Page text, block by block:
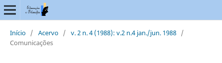
Início / Acervo / v. 2 n. 4 (1988): v.2 n.4 jan./jun. 1988 /
Comunicações